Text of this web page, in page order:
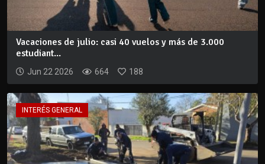
Vacaciones de julio: casi 40 vuelos y más de 3.000
estudiant...
Jun 22 2026 664 188
INTERÉS GENERAL